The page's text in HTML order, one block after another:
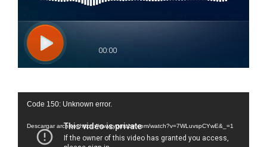
Reproductor
vídeo
Code 150: Unknown error.
Descargar archivo: https://www.youtube.com/watch?v=7WLuvspCYwE&_=1